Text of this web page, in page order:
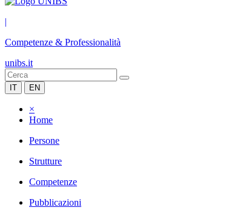
|
Competenze & Professionalità
unibs.it
IT EN
×
Home
Persone
Strutture
Competenze
Pubblicazioni